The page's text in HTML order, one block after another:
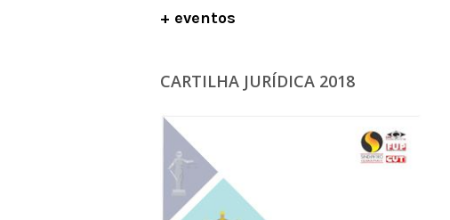
+ eventos
CARTILHA JURÍDICA 2018